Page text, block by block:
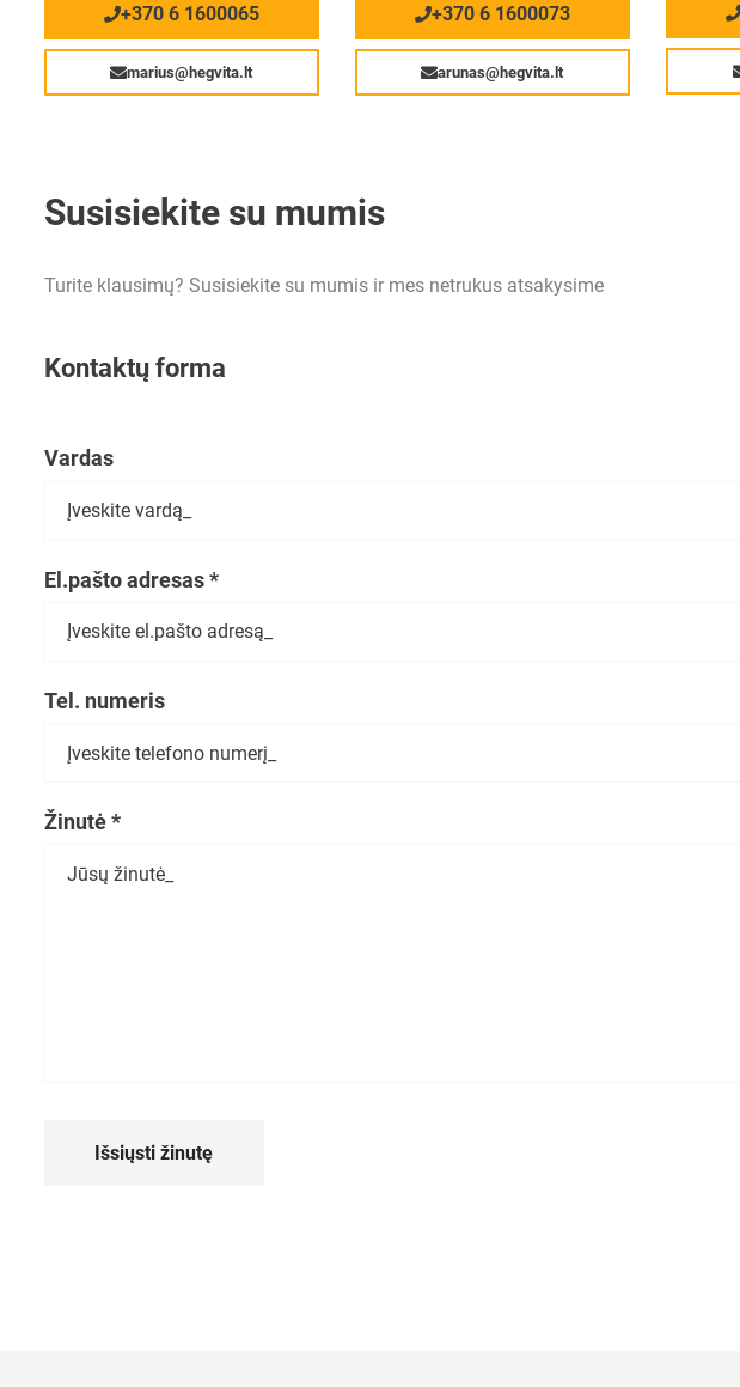
+370 6 1600065
marius@hegvita.lt
+370 6 1600073
arunas@hegvita.lt
Susisiekite su mumis
Turite klausimų? Susisiekite su mumis ir mes netrukus atsakysime
Kontaktų forma
Vardas
El.pašto adresas *
Tel. numeris
Žinutė *
Išsiųsti žinutę